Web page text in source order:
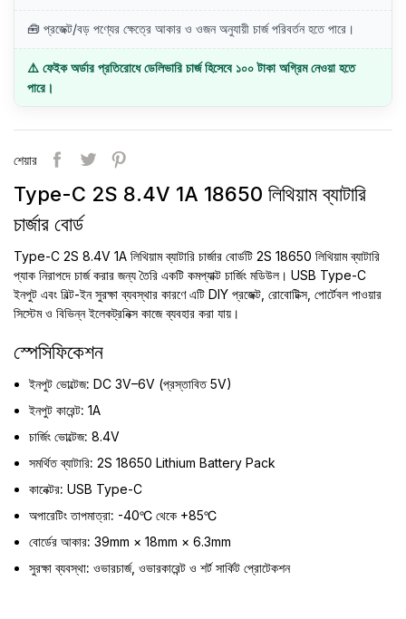
🧰 প্রজেক্ট/বড় পণ্যের ক্ষেত্রে আকার ও ওজন অনুযায়ী চার্জ পরিবর্তন হতে পারে।
⚠️ ফেইক অর্ডার প্রতিরোধে ডেলিভারি চার্জ হিসেবে ১০০ টাকা অগ্রিম নেওয়া হতে
পারে।
শেয়ার
Type-C 2S 8.4V 1A 18650 লিথিয়াম ব্যাটারি
চার্জার বোর্ড
Type-C 2S 8.4V 1A লিথিয়াম ব্যাটারি চার্জার বোর্ডটি 2S 18650 লিথিয়াম ব্যাটারি
প্যাক নিরাপদে চার্জ করার জন্য তৈরি একটি কমপ্যাক্ট চার্জিং মডিউল। USB Type-C
ইনপুট এবং বিল্ট-ইন সুরক্ষা ব্যবস্থার কারণে এটি DIY প্রজেক্ট, রোবোটিক্স, পোর্টেবল পাওয়ার
সিস্টেম ও বিভিন্ন ইলেকট্রনিক্স কাজে ব্যবহার করা যায়।
স্পেসিফিকেশন
ইনপুট ভোল্টেজ: DC 3V–6V (প্রস্তাবিত 5V)
ইনপুট কারেন্ট: 1A
চার্জিং ভোল্টেজ: 8.4V
সমর্থিত ব্যাটারি: 2S 18650 Lithium Battery Pack
কানেক্টর: USB Type-C
অপারেটিং তাপমাত্রা: -40℃ থেকে +85℃
বোর্ডের আকার: 39mm × 18mm × 6.3mm
সুরক্ষা ব্যবস্থা: ওভারচার্জ, ওভারকারেন্ট ও শর্ট সার্কিট প্রোটেকশন